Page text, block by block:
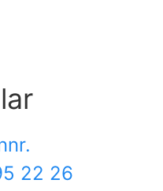
22 26